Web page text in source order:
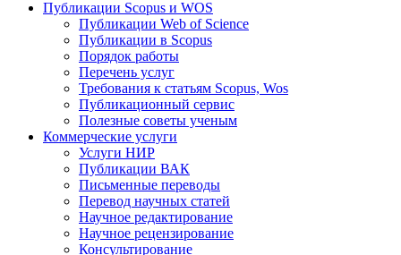
Публикации Scopus и WOS
Публикации Web of Science
Публикации в Scopus
Порядок работы
Перечень услуг
Требования к статьям Scopus, Wos
Публикационный сервис
Полезные советы ученым
Коммерческие услуги
Услуги НИР
Публикации ВАК
Письменные переводы
Перевод научных статей
Научное редактирование
Научное рецензирование
Консультирование